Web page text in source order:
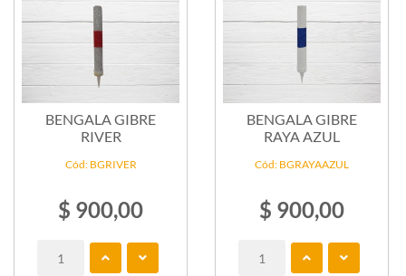
BENGALA GIBRE
RIVER
Cód: BGRIVER
$ 900,00
BENGALA GIBRE
RAYA AZUL
Cód: BGRAYAAZUL
$ 900,00